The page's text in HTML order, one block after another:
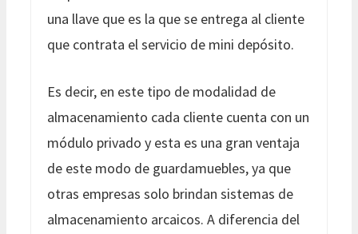
una llave que es la que se entrega al cliente
que contrata el servicio de mini depósito.
Es decir, en este tipo de modalidad de
almacenamiento cada cliente cuenta con un
módulo privado y esta es una gran ventaja
de este modo de guardamuebles, ya que
otras empresas solo brindan sistemas de
almacenamiento arcaicos. A diferencia del